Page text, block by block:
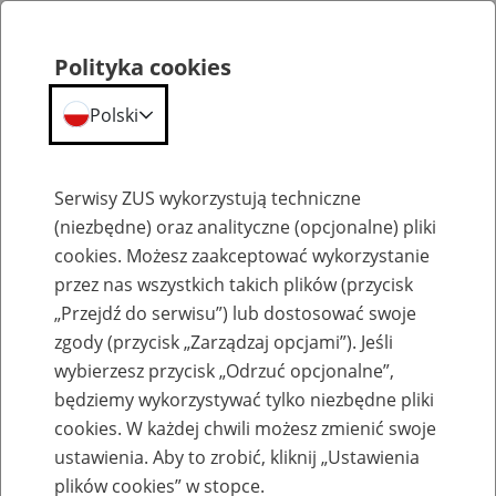
Emerytury
Baza zlikwidowanych lub
przekształconych zakładów pracy
Polityka cookies
Polski
Serwisy ZUS wykorzystują techniczne
(niezbędne) oraz analityczne (opcjonalne) pliki
cookies. Możesz zaakceptować wykorzystanie
przez nas wszystkich takich plików (przycisk
„Przejdź do serwisu”) lub dostosować swoje
zgody (przycisk „Zarządzaj opcjami”). Jeśli
wybierzesz przycisk „Odrzuć opcjonalne”,
będziemy wykorzystywać tylko niezbędne pliki
cookies. W każdej chwili możesz zmienić swoje
ustawienia. Aby to zrobić, kliknij „Ustawienia
plików cookies” w stopce.